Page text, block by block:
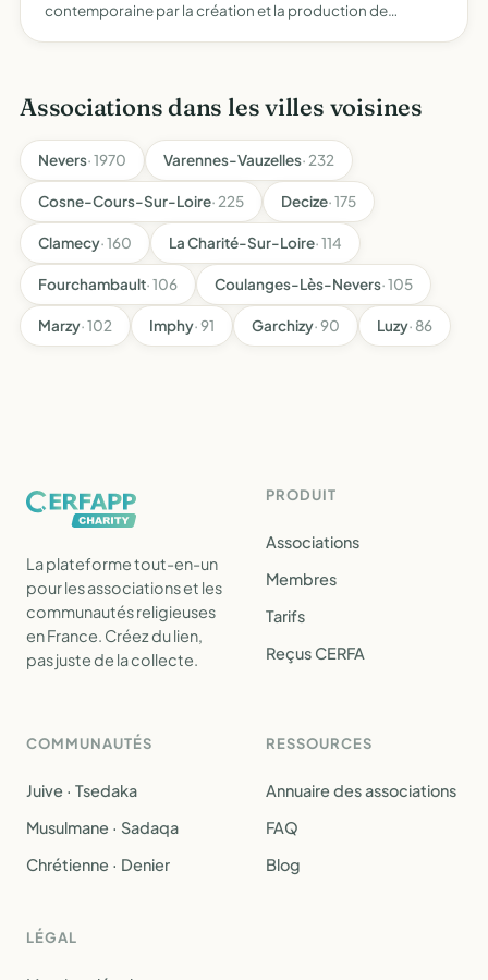
contemporaine par la création et la production de
Associations dans les villes voisines
Nevers· 1970 Varennes-Vauzelles· 232
Cosne-Cours-Sur-Loire· 225 Decize· 175
Clamecy· 160 La Charité-Sur-Loire· 114
Fourchambault· 106 Coulanges-Lès-Nevers· 105
Marzy· 102 Imphy· 91 Garchizy· 90 Luzy· 86
La plateforme tout-en-un
pour les associations et les
communautés religieuses
en France. Créez du lien,
pas juste de la collecte.
PRODUIT
Associations
Membres
Tarifs
Reçus CERFA
COMMUNAUTÉS
Juive · Tsedaka
Musulmane · Sadaqa
Chrétienne · Denier
RESSOURCES
Annuaire des associations
FAQ
Blog
LÉGAL